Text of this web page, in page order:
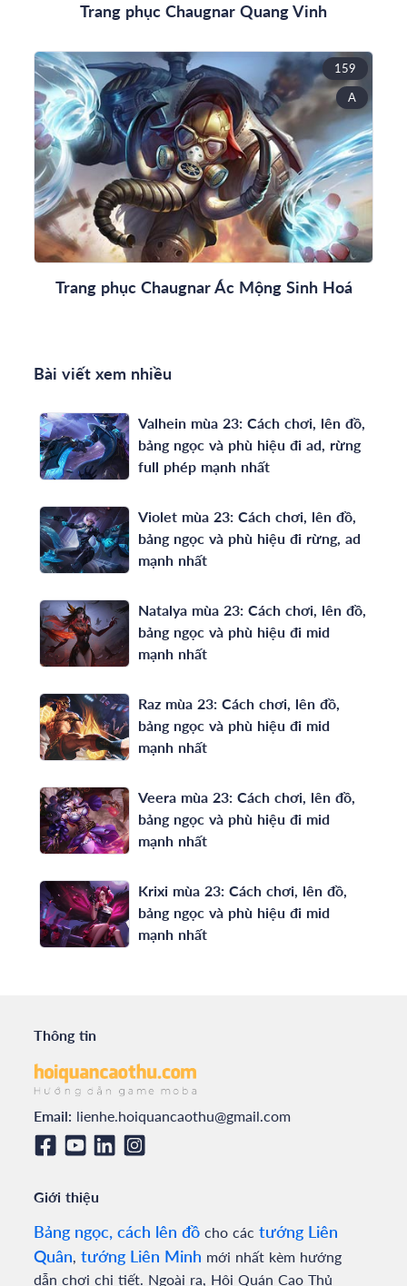
Trang phục Chaugnar Quang Vinh
159
A
Trang phục Chaugnar Ác Mộng Sinh Hoá
Bài viết xem nhiều
Valhein mùa 23: Cách chơi, lên đồ,
bảng ngọc và phù hiệu đi ad, rừng
full phép mạnh nhất
Violet mùa 23: Cách chơi, lên đồ,
bảng ngọc và phù hiệu đi rừng, ad
mạnh nhất
Natalya mùa 23: Cách chơi, lên đồ,
bảng ngọc và phù hiệu đi mid
mạnh nhất
Raz mùa 23: Cách chơi, lên đồ,
bảng ngọc và phù hiệu đi mid
mạnh nhất
Veera mùa 23: Cách chơi, lên đồ,
bảng ngọc và phù hiệu đi mid
mạnh nhất
Krixi mùa 23: Cách chơi, lên đồ,
bảng ngọc và phù hiệu đi mid
mạnh nhất
Thông tin
Email: lienhe.hoiquancaothu@gmail.com
Giới thiệu
Bảng ngọc, cách lên đồ cho các tướng Liên
Quân, tướng Liên Minh mới nhất kèm hướng
dẫn chơi chi tiết. Ngoài ra, Hội Quán Cao Thủ